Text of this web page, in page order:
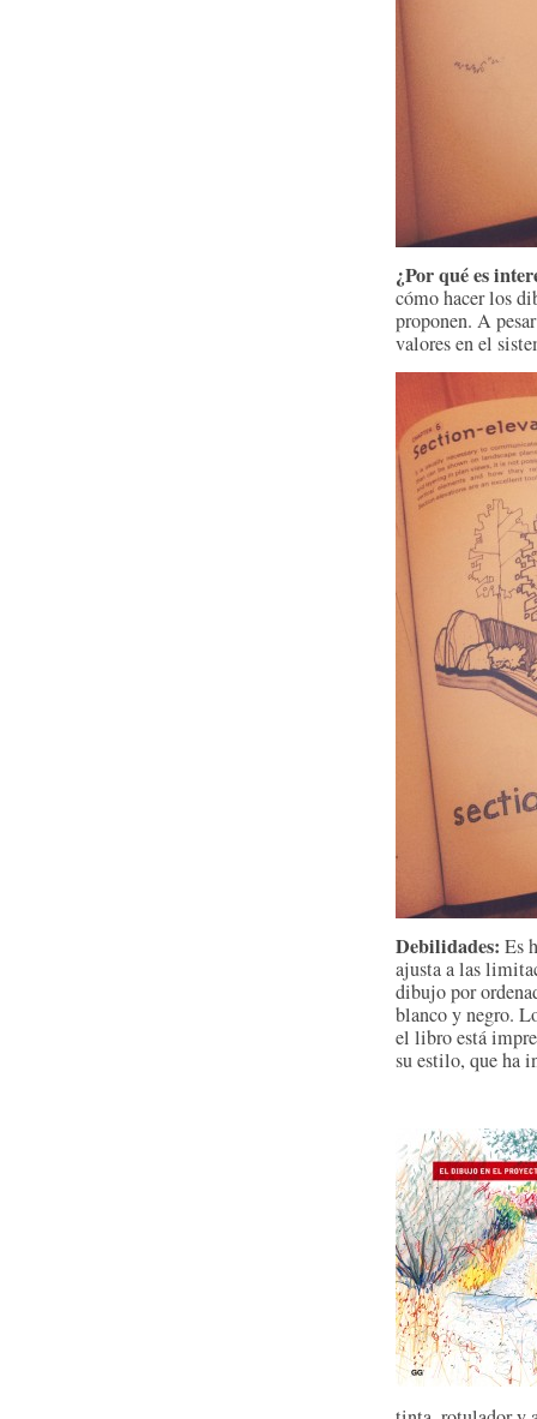
¿Por qué es
cómo hacer los
proponen. A
valores en el
Debilidades: Es
ajusta a las
dibujo por
blanco y negro.
el libro está
su estilo, que ha